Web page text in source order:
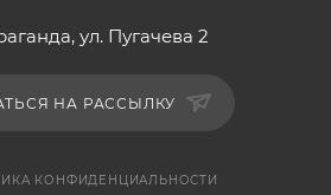
ул. Пугачева 2
НА РАССЫЛКУ
КОНФИДЕНЦИАЛЬНОСТИ